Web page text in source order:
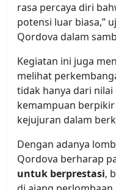
rasa percaya diri
potensi luar biasa,”
Qordova dalam
Kegiatan ini juga
melihat
tidak hanya dari
kemampuan
kejujuran dalam
Dengan adanya
Qordova berharap
untuk berprestasi,